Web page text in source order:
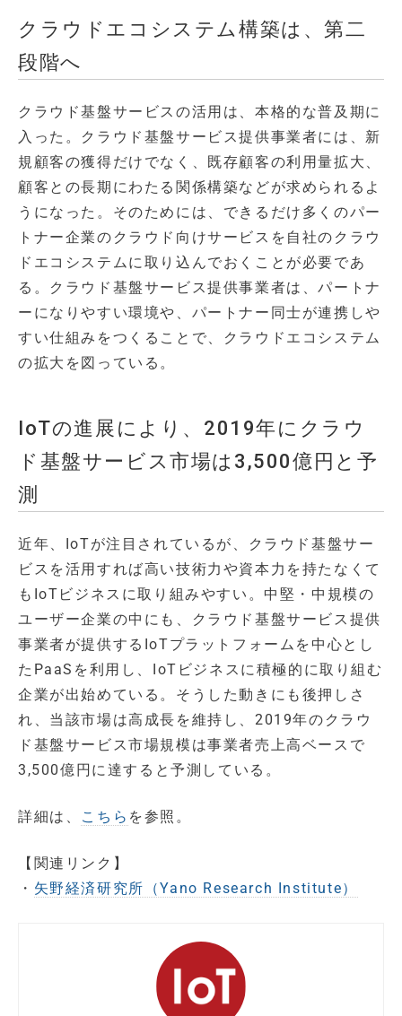
クラウドエコシステム構築は、第二
段階へ
クラウド基盤サービスの活用は、本格的な普及期に
入った。クラウド基盤サービス提供事業者には、新
規顧客の獲得だけでなく、既存顧客の利用量拡大、
顧客との長期にわたる関係構築などが求められるよ
うになった。そのためには、できるだけ多くのパー
トナー企業のクラウド向けサービスを自社のクラウ
ドエコシステムに取り込んでおくことが必要であ
る。クラウド基盤サービス提供事業者は、パートナ
ーになりやすい環境や、パートナー同士が連携しや
すい仕組みをつくることで、クラウドエコシステム
の拡大を図っている。
IoTの進展により、2019年にクラウ
ド基盤サービス市場は3,500億円と予
測
近年、IoTが注目されているが、クラウド基盤サー
ビスを活用すれば高い技術力や資本力を持たなくて
もIoTビジネスに取り組みやすい。中堅・中規模の
ユーザー企業の中にも、クラウド基盤サービス提供
事業者が提供するIoTプラットフォームを中心とし
たPaaSを利用し、IoTビジネスに積極的に取り組む
企業が出始めている。そうした動きにも後押しさ
れ、当該市場は高成長を維持し、2019年のクラウ
ド基盤サービス市場規模は事業者売上高ベースで
3,500億円に達すると予測している。
詳細は、 こちら を参照。
【関連リンク】
・ 矢野経済研究所（Yano Research Institute）